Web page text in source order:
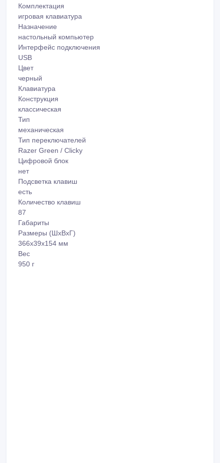
Комплектация
игровая клавиатура
Назначение
настольный компьютер
Интерфейс подключения
USB
Цвет
черный
Клавиатура
Конструкция
классическая
Тип
механическая
Тип переключателей
Razer Green / Clicky
Цифровой блок
нет
Подсветка клавиш
есть
Количество клавиш
87
Габариты
Размеры (ШxВxГ)
366x39x154 мм
Вес
950 г